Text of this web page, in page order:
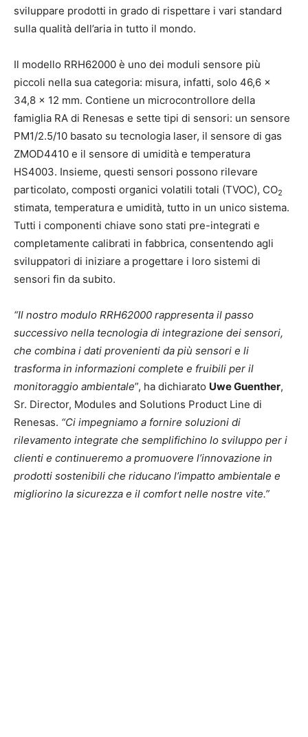
sviluppare prodotti in grado di rispettare i vari standard
sulla qualità dell’aria in tutto il mondo.
Il modello RRH62000 è uno dei moduli sensore più
piccoli nella sua categoria: misura, infatti, solo 46,6 x
34,8 x 12 mm. Contiene un microcontrollore della
famiglia RA di Renesas e sette tipi di sensori: un sensore
PM1/2.5/10 basato su tecnologia laser, il sensore di gas
ZMOD4410 e il sensore di umidità e temperatura
HS4003. Insieme, questi sensori possono rilevare
particolato, composti organici volatili totali (TVOC), CO2
stimata, temperatura e umidità, tutto in un unico sistema.
Tutti i componenti chiave sono stati pre-integrati e
completamente calibrati in fabbrica, consentendo agli
sviluppatori di iniziare a progettare i loro sistemi di
sensori fin da subito.
“Il nostro modulo RRH62000 rappresenta il passo
successivo nella tecnologia di integrazione dei sensori,
che combina i dati provenienti da più sensori e li
trasforma in informazioni complete e fruibili per il
monitoraggio ambientale”, ha dichiarato Uwe Guenther,
Sr. Director, Modules and Solutions Product Line di
Renesas. “Ci impegniamo a fornire soluzioni di
rilevamento integrate che semplifichino lo sviluppo per i
clienti e continueremo a promuovere l’innovazione in
prodotti sostenibili che riducano l’impatto ambientale e
migliorino la sicurezza e il comfort nelle nostre vite.”